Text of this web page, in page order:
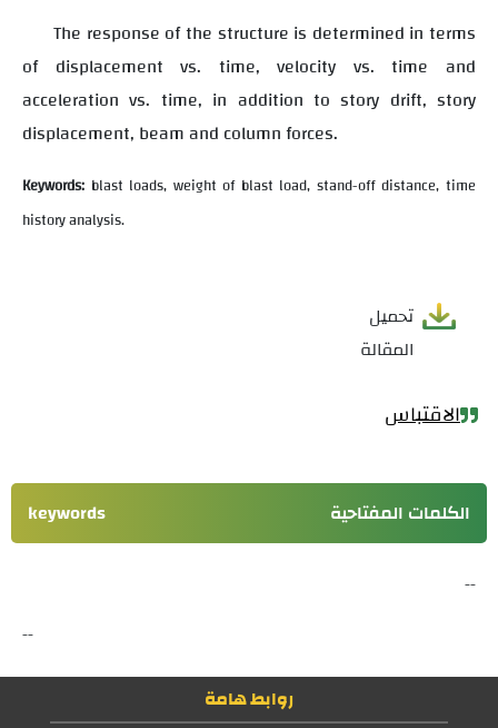
The response of the structure is determined in terms
of displacement vs. time, velocity vs. time and
acceleration vs. time, in addition to story drift, story
displacement, beam and column forces.
Keywords: blast loads, weight of blast load, stand-off distance, time
history analysis.
تحميل
المقالة
الاقتباس
الكلمات المفتاحية keywords
--
--
روابط هامة